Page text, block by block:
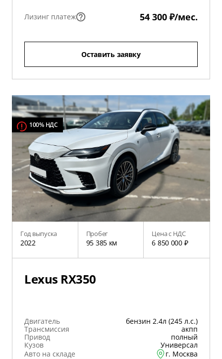
Лизинг платеж 54 300 ₽/мес.
Оставить заявку
100% НДС
Год выпуска
2022
Пробег
95 385 км
Цена с НДС
6 850 000 ₽
Lexus RX350
Двигатель
бензин 2.4л (245 л.с.)
Трансмиссия
акпп
Привод
полный
Кузов
Универсал
Авто на складе
г. Москва